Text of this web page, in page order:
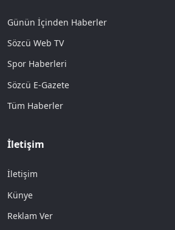
Günün İçinden Haberler
Sözcü Web TV
Spor Haberleri
Sözcü E-Gazete
Tüm Haberler
İletişim
İletişim
Künye
Reklam Ver